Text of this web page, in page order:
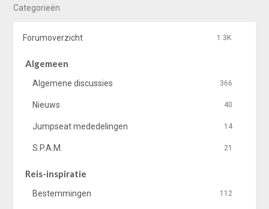
Categorieën
1.3K
Forumoverzicht
Algemeen
366
Algemene discussies
40
Nieuws
14
Jumpseat mededelingen
21
S.P.A.M.
Reis-inspiratie
112
Bestemmingen